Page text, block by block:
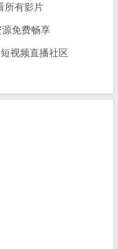
所有影片
免费畅享
视频直播社区